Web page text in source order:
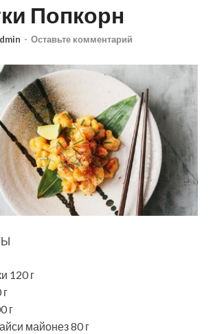
Попкорн
- Оставьте комментарий
120 г
г
г
майонез 80 г